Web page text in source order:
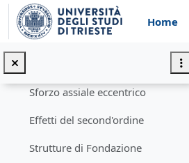
Vai al contenuto principale
Home
Taglio nel calcestruzzo
Le travi inflesse - problemi particolari
Sforzo assiale eccentrico
Effetti del second'ordine
Strutture di Fondazione